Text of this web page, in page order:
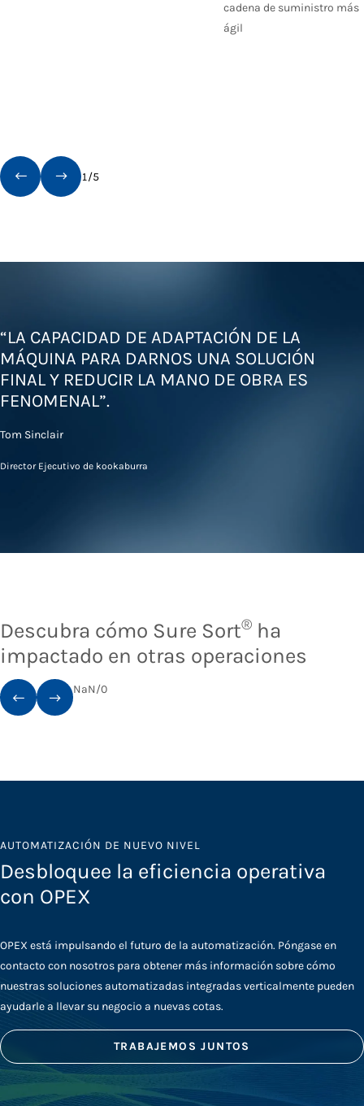
cadena de suministro más
ágil
1/5
“LA CAPACIDAD DE ADAPTACIÓN DE LA
MÁQUINA PARA DARNOS UNA SOLUCIÓN
FINAL Y REDUCIR LA MANO DE OBRA ES
FENOMENAL”.
Tom Sinclair
Director Ejecutivo de kookaburra
Descubra cómo Sure Sort® ha
impactado en otras operaciones
NaN/0
AUTOMATIZACIÓN DE NUEVO NIVEL
Desbloquee la eficiencia operativa
con OPEX
OPEX está impulsando el futuro de la automatización. Póngase en
contacto con nosotros para obtener más información sobre cómo
nuestras soluciones automatizadas integradas verticalmente pueden
ayudarle a llevar su negocio a nuevas cotas.
TRABAJEMOS JUNTOS